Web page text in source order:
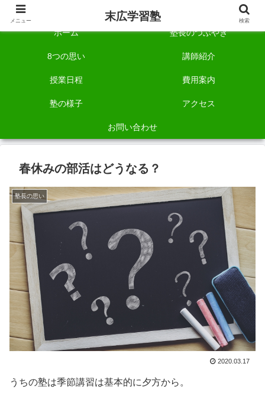
自称「一宮でいちばん塾で勉強させる塾」です。
ホーム 塾長のつぶやき
8つの思い 講師紹介
授業日程 費用案内
塾の様子 アクセス
お問い合わせ
春休みの部活はどうなる？
塾長の思い
2020.03.17
うちの塾は季節講習は基本的に夕方から。
メニュー 末広学習塾 検索